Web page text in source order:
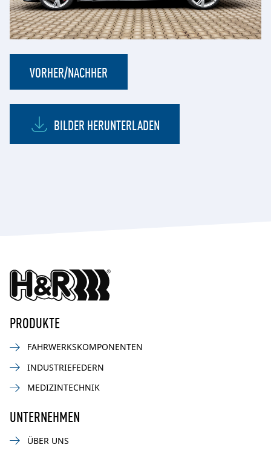
VORHER/NACHHER
BILDER HERUNTERLADEN
PRODUKTE
FAHRWERKSKOMPONENTEN
INDUSTRIEFEDERN
MEDIZINTECHNIK
UNTERNEHMEN
ÜBER UNS